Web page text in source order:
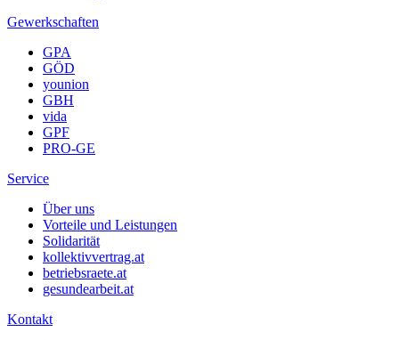
Gewerkschaften
GPA
GÖD
younion
GBH
vida
GPF
PRO-GE
Service
Über uns
Vorteile und Leistungen
Solidarität
kollektivvertrag.at
betriebsraete.at
gesundearbeit.at
Kontakt